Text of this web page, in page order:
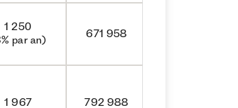
1 250
par an)
671 958
1 967 792 988